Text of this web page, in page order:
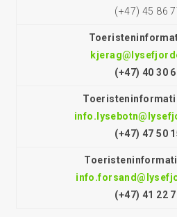
(+47) 45 86
(+47) 40 30
(+47) 47 50
(+47) 41 22